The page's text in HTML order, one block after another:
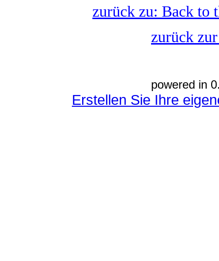
zurück zu: Back to
zurück
powered in
Erstellen Sie Ihre